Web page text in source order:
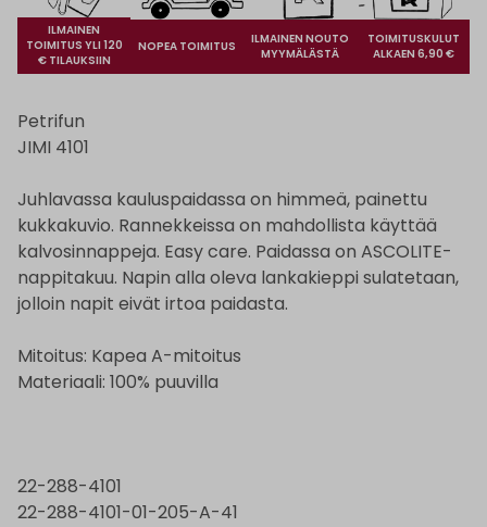
ILMAINEN
TOIMITUS YLI 120
€ TILAUKSIIN
NOPEA TOIMITUS
ILMAINEN NOUTO
MYYMÄLÄSTÄ
TOIMITUSKULUT
ALKAEN 6,90 €
Petrifun
JIMI 4101
Juhlavassa kauluspaidassa on himmeä, painettu
kukkakuvio. Rannekkeissa on mahdollista käyttää
kalvosinnappeja. Easy care. Paidassa on ASCOLITE-
nappitakuu. Napin alla oleva lankakieppi sulatetaan,
jolloin napit eivät irtoa paidasta.
Mitoitus: Kapea A-mitoitus
Materiaali: 100% puuvilla
22-288-4101
22-288-4101-01-205-A-41